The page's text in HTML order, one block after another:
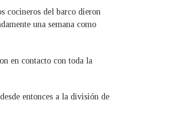
cocineros del barco dieron
una semana como
en contacto con toda la
entonces a la división de